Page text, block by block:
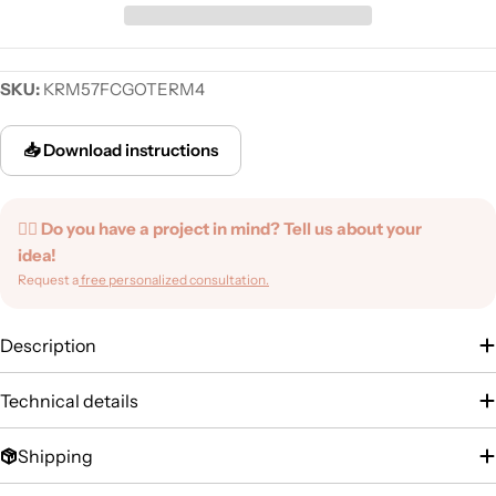
SKU: KRM57FCGOTERM4
📥 Download instructions
✍🏻 Do you have a project in mind? Tell us about your
idea!
Request afree personalized consultation.
Description
Technical details
Shipping